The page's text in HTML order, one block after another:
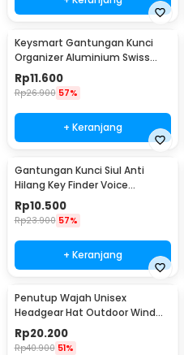
Keysmart Gantungan Kunci
Organizer Aluminium Swiss
Army Style Size L
Rp11.600
Rp26.900 57%
+ Keranjang
Gantungan Kunci Siul Anti
Hilang Key Finder Voice
Induction LED - YY-315
Rp10.500
Rp23.900 57%
+ Keranjang
Penutup Wajah Unisex
Headgear Hat Outdoor Wind
Mask Balaclava - P01
Rp20.200
Rp40.900 51%